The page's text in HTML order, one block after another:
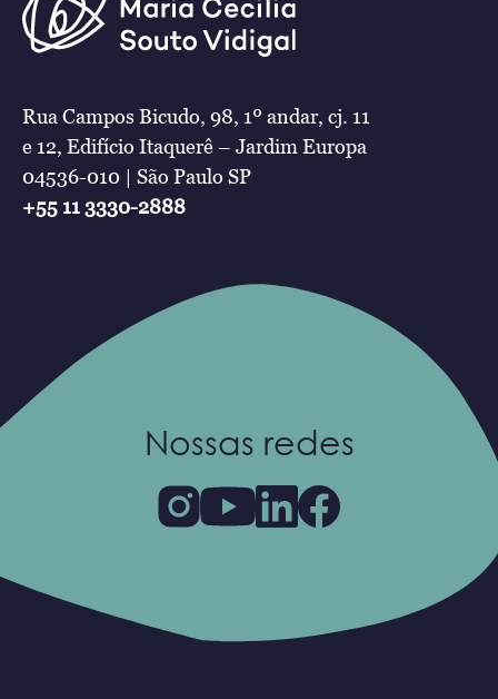
Rua Campos Bicudo, 98, 1º andar, cj. 11
e 12, Edifício Itaquerê – Jardim Europa
04536-010 | São Paulo SP
+55 11 3330-2888
Nossas redes